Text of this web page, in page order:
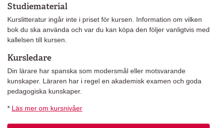
Studiematerial
Kurslitteratur ingår inte i priset för kursen. Information om vilken
bok du ska använda och var du kan köpa den följer vanligtvis med
kallelsen till kursen.
Kursledare
Din lärare har spanska som modersmål eller motsvarande
kunskaper. Läraren har i regel en akademisk examen och goda
pedagogiska kunskaper.
* Läs mer om kursnivåer